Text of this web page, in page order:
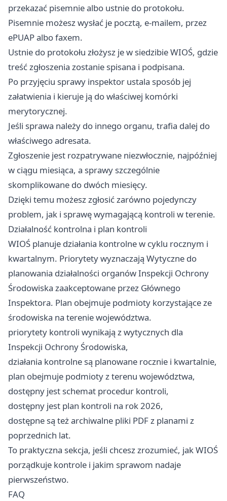
przekazać pisemnie albo ustnie do protokołu.
Pisemnie możesz wysłać je pocztą, e-mailem, przez
ePUAP albo faxem.
Ustnie do protokołu złożysz je w siedzibie WIOŚ, gdzie
treść zgłoszenia zostanie spisana i podpisana.
Po przyjęciu sprawy inspektor ustala sposób jej
załatwienia i kieruje ją do właściwej komórki
merytorycznej.
Jeśli sprawa należy do innego organu, trafia dalej do
właściwego adresata.
Zgłoszenie jest rozpatrywane niezwłocznie, najpóźniej
w ciągu miesiąca, a sprawy szczególnie
skomplikowane do dwóch miesięcy.
Dzięki temu możesz zgłosić zarówno pojedynczy
problem, jak i sprawę wymagającą kontroli w terenie.
Działalność kontrolna i plan kontroli
WIOŚ planuje działania kontrolne w cyklu rocznym i
kwartalnym. Priorytety wyznaczają Wytyczne do
planowania działalności organów Inspekcji Ochrony
Środowiska zaakceptowane przez Głównego
Inspektora. Plan obejmuje podmioty korzystające ze
środowiska na terenie województwa.
priorytety kontroli wynikają z wytycznych dla
Inspekcji Ochrony Środowiska,
działania kontrolne są planowane rocznie i kwartalnie,
plan obejmuje podmioty z terenu województwa,
dostępny jest schemat procedur kontroli,
dostępny jest plan kontroli na rok 2026,
dostępne są też archiwalne pliki PDF z planami z
poprzednich lat.
To praktyczna sekcja, jeśli chcesz zrozumieć, jak WIOŚ
porządkuje kontrole i jakim sprawom nadaje
pierwszeństwo.
FAQ